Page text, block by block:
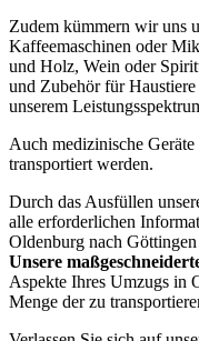
Zudem kümmern wir uns
Kaffeemaschinen oder
und Holz, Wein oder
und Zubehör für
unserem
Auch medizinische
transportiert werden.
Durch das Ausfüllen
alle erforderlichen
Oldenburg nach
Unsere
Aspekte Ihres Umzugs in
Menge der zu